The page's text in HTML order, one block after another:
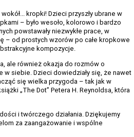
kropki! Dzieci przyszły ubrane w
– było wesoło, kolorowo i bardzo
powstawały niezwykłe prace, w
– od prostych wzorów po całe kropkowe
kompozycje.
ale również okazja do rozmów o
siebie. Dzieci dowiedziały się, że nawet
się wielka przygoda – tak jak w
„The Dot” Petera H. Reynoldsa, która
i twórczego działania. Dziękujemy
za zaangażowanie i wspólne